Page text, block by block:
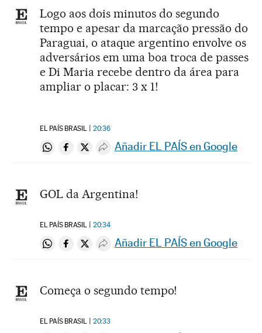
Logo aos dois minutos do segundo
tempo e apesar da marcação pressão do
Paraguai, o ataque argentino envolve os
adversários em uma boa troca de passes
e Di Maria recebe dentro da área para
ampliar o placar: 3 x 1!
EL PAÍS BRASIL 20:36
Compartir en Whatsapp
Compartir en Facebook
Compartir en Twitter
Desplegar Redes Sociales
Añadir EL PAÍS en Google
GOL da Argentina!
EL PAÍS BRASIL 20:34
Compartir en Whatsapp
Compartir en Facebook
Compartir en Twitter
Desplegar Redes Sociales
Añadir EL PAÍS en Google
Começa o segundo tempo!
EL PAÍS BRASIL 20:33